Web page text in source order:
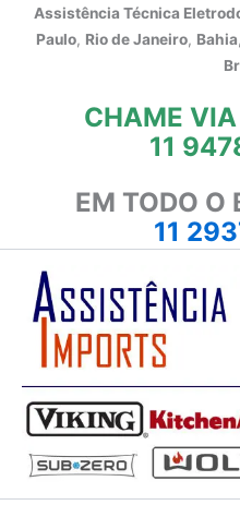
Assistência Técnica
Paulo, Rio de Janeiro, Bahia
CHAME
11
EM TODO O
11